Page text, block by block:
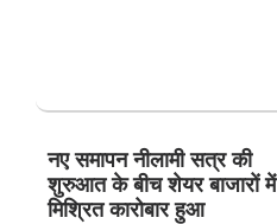
नए समापन नीलामी सत्र की
शुरुआत के बीच शेयर बाजारों में
मिश्रित कारोबार हुआ